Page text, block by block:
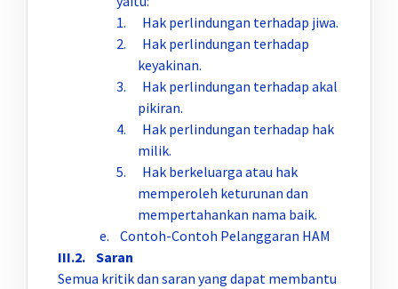
1. Hak perlindungan terhadap jiwa.
2. Hak perlindungan terhadap
keyakinan.
3. Hak perlindungan terhadap akal
pikiran.
4. Hak perlindungan terhadap hak
milik.
5. Hak berkeluarga atau hak
memperoleh keturunan dan
mempertahankan nama baik.
e. Contoh-Contoh Pelanggaran HAM
III.2. Saran
Semua kritik dan saran yang dapat membantu